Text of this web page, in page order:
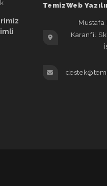
TemizWeb
Mustafa
Karanfil